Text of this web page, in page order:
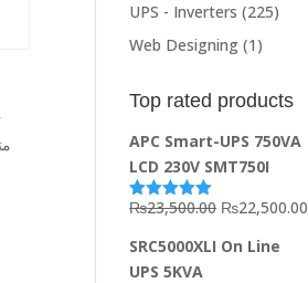
UPS - Inverters (225)
Web Designing (1)
Top rated products
APC Smart-UPS 750VA
LCD 230V SMT750I
Rated5.00
₨23,500.00 Original
was:
₨22,500.00
SRC5000XLI On Line
UPS 5KVA